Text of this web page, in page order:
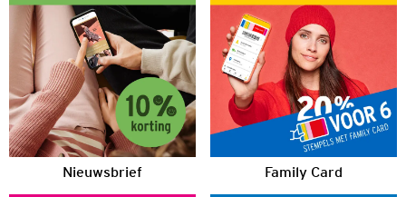
Nieuwsbrief Family Card